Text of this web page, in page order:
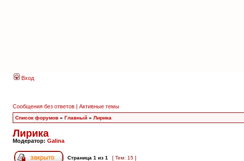
Вход
Сообщения без ответов | Активные темы
Список форумов » Главный » Лирика
Лирика
Модератор: Galina
Страница 1 из 1 [ Тем: 15 ]